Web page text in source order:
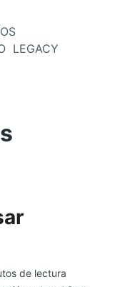
LEGACY
de lectura